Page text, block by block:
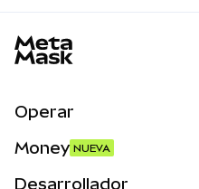
Operar
Money NUEVA
Desarrollador